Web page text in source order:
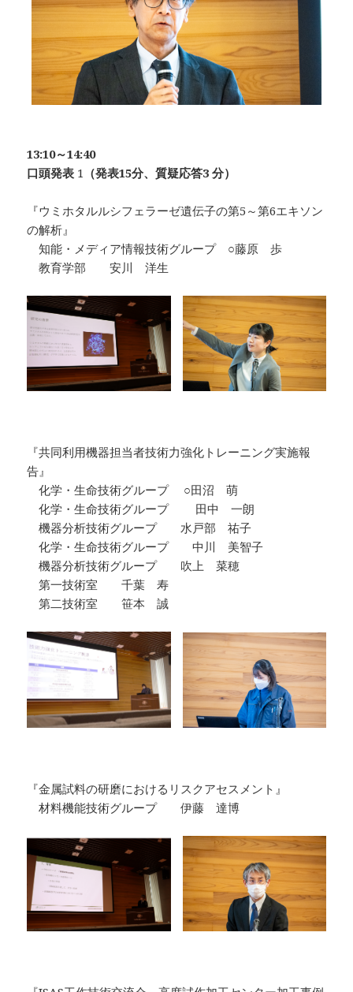
13:10～14:40
口頭発表 1 （発表15分、質疑応答3 分）
『ウミホタルルシフェラーゼ遺伝子の第5～第6エキソン
の解析』
知能・メディア情報技術グループ ○藤原 歩
教育学部 安川 洋生
『共同利用機器担当者技術力強化トレーニング実施報
告』
化学・生命技術グループ ○田沼 萌
化学・生命技術グループ 田中 一朗
機器分析技術グループ 水戸部 祐子
化学・生命技術グループ 中川 美智子
機器分析技術グループ 吹上 菜穂
第一技術室 千葉 寿
第二技術室 笹本 誠
『金属試料の研磨におけるリスクアセスメント』
材料機能技術グループ 伊藤 達博